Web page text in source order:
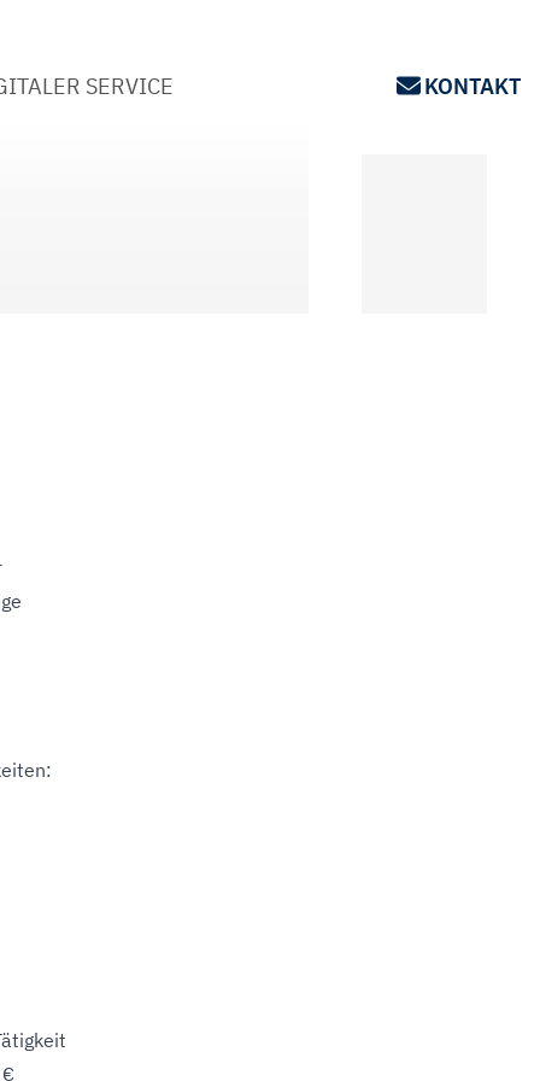
SERVICE KONTAKT